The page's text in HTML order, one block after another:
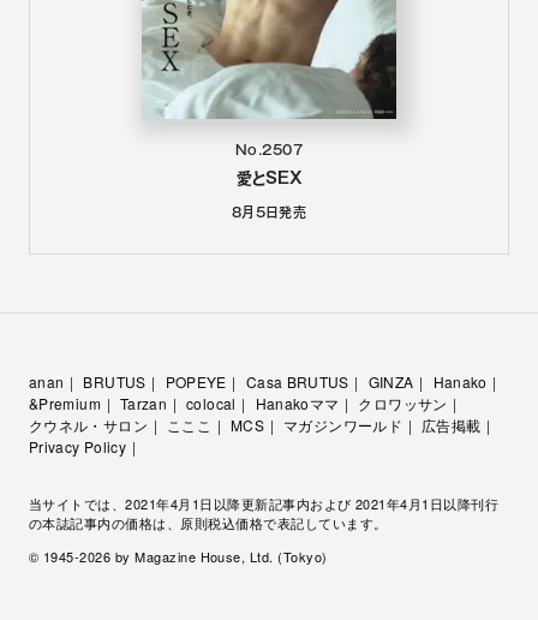
No.2507
愛とSEX
8月5日発売
anan BRUTUS POPEYE Casa BRUTUS GINZA
Hanako
&Premium
Tarzan colocal Hanakoママ
クロワッサン
クウネル・サロン
こここ MCS マガジンワールド
広告掲載
Privacy Policy
当サイトでは、2021年4月1日以降更新記事内および 2021年4月1日以降刊行
の本誌記事内の価格は、原則税込価格で表記しています。
© 1945-2026 by Magazine House, Ltd. (Tokyo)